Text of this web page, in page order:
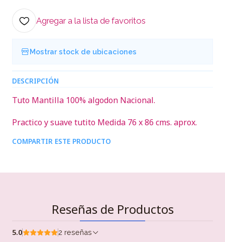
Agregar a la lista de favoritos
Mostrar stock de ubicaciones
DESCRIPCIÓN
Tuto Mantilla 100% algodon Nacional.
Practico y suave tutito Medida 76 x 86 cms. aprox.
COMPARTIR ESTE PRODUCTO
Reseñas de Productos
5.0 2 reseñas